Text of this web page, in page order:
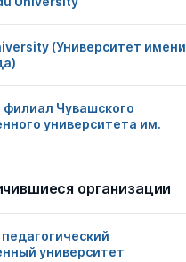
(Университет имени
Чувашского
университета им.
организации
университет